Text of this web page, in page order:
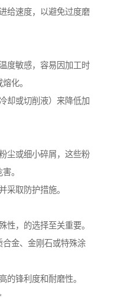
给速度，以避免过度磨
度敏感，容易因加工时
化。
却或切削液）来降低加
尘或细小碎屑，这些粉
。
采取防护措施。
，的选择至关重要。
金、金刚石或特殊涂
的锋利度和耐磨性。